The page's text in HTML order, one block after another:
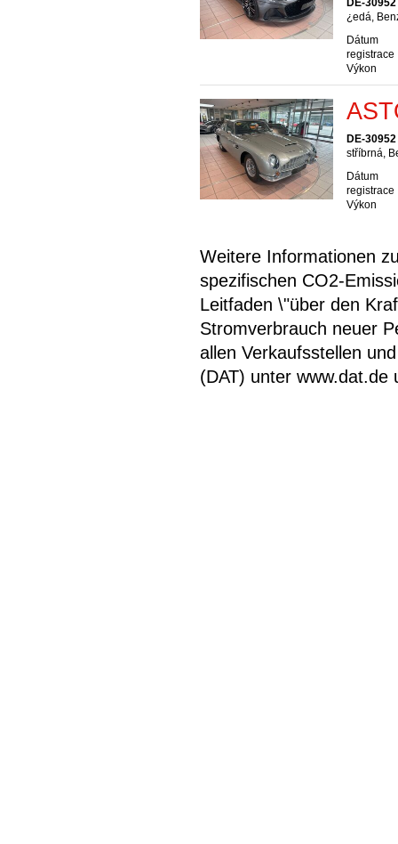
DE-
¿edá,
Dátum
registrace
Výkon
DE-
stříbrná,
Dátum
registrace
Výkon
Weitere Informationen
spezifischen CO2-
Leitfaden \"über den
Stromverbrauch neuer
allen Verkaufsstellen
(DAT) unter www.dat.de